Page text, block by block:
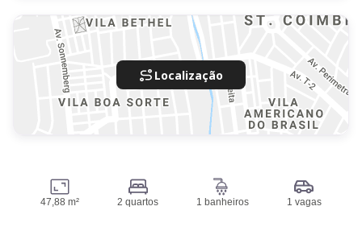
Localização
47,88 m² 2 quartos 1 banheiros 1 vagas